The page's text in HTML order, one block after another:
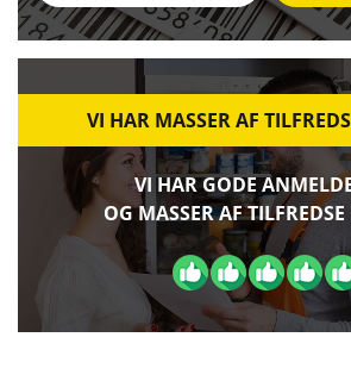
VI HAR MASSER AF
VI HAR GODE
OG MASSER AF